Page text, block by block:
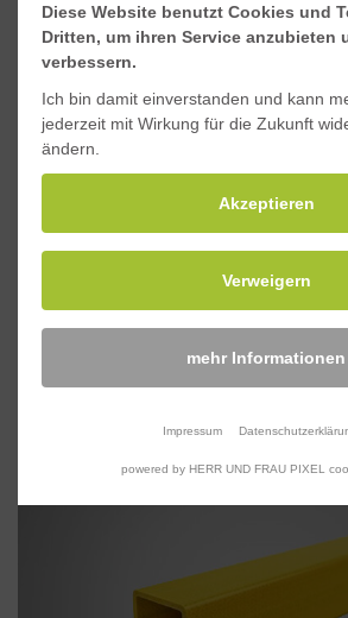
Schwerpunkt x, mm
Downloads
Materialeigenschaften
SicherheitsdatenblattStandard-
Anfragen
Diese Website benutzt Cookies und
Dritten, um ihren Service anzubieten
verbessern.
Ich bin damit einverstanden und kann
jederzeit mit Wirkung für die Zukunft
ändern.
Akzeptieren
Verweigern
mehr Informationen
Impressum
powered by HERR UND FRAU PIXEL